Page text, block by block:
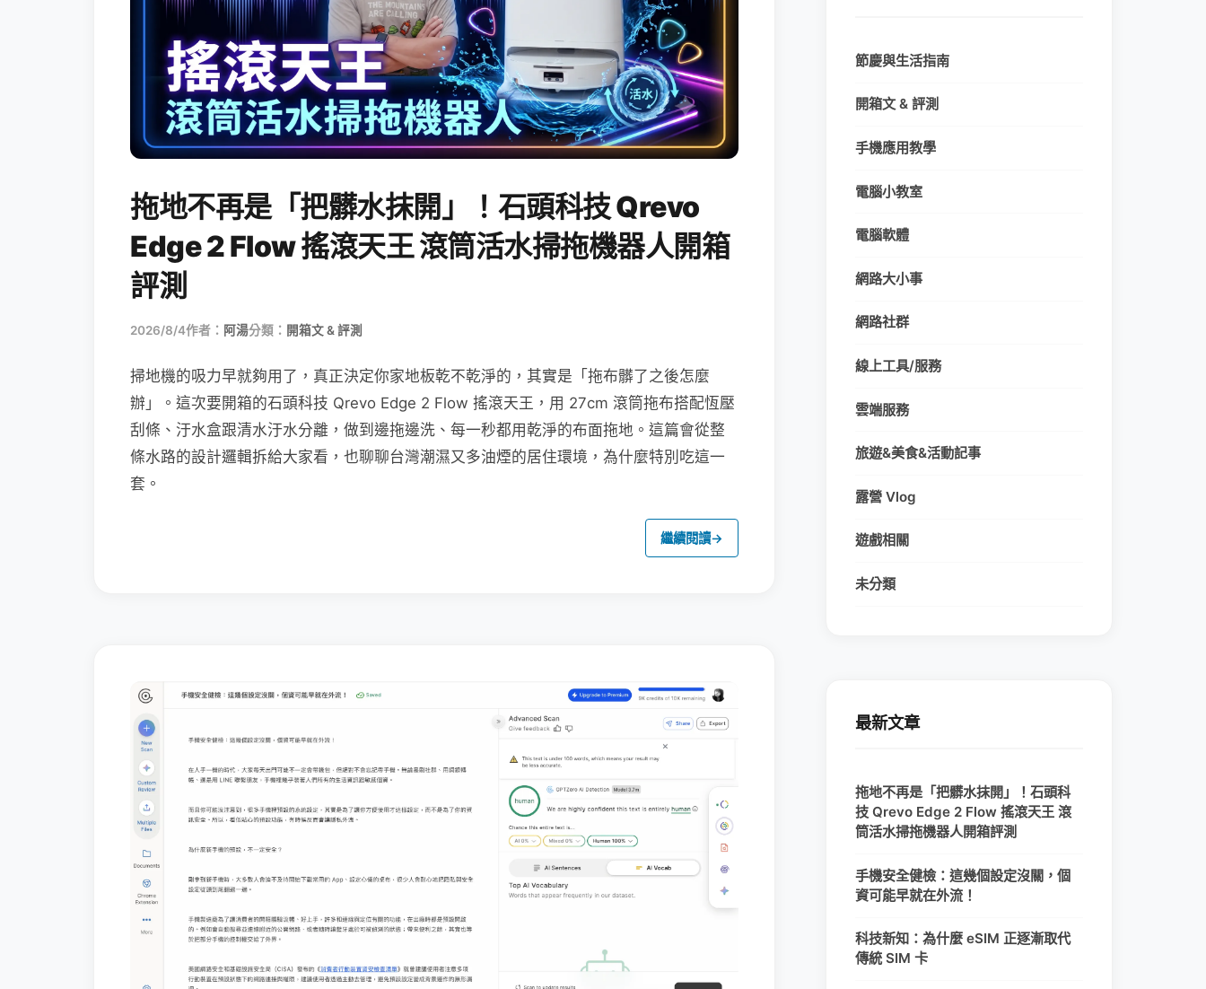
拖地不再是「把髒水抹開」！石頭科技 Qrevo
Edge 2 Flow 搖滾天王 滾筒活水掃拖機器人開箱
評測
2026/8/4作者： 阿湯分類： 開箱文 & 評測
掃地機的吸力早就夠用了，真正決定你家地板乾不乾淨的，其實是「拖布髒了之後怎麼
辦」。這次要開箱的石頭科技 Qrevo Edge 2 Flow 搖滾天王，用 27cm 滾筒拖布搭配恆壓
刮條、汙水盒跟清水汙水分離，做到邊拖邊洗、每一秒都用乾淨的布面拖地。這篇會從整
條水路的設計邏輯拆給大家看，也聊聊台灣潮濕又多油煙的居住環境，為什麼特別吃這一
套。
繼續閱讀→
節慶與生活指南
開箱文 & 評測
手機應用教學
電腦小教室
電腦軟體
網路大小事
網路社群
線上工具/服務
雲端服務
旅遊&美食&活動記事
露營 Vlog
遊戲相關
未分類
最新文章
拖地不再是「把髒水抹開」！石頭科
技 Qrevo Edge 2 Flow 搖滾天王 滾
筒活水掃拖機器人開箱評測
手機安全健檢：這幾個設定沒關，個
資可能早就在外流！
科技新知：為什麼 eSIM 正逐漸取代
傳統 SIM 卡